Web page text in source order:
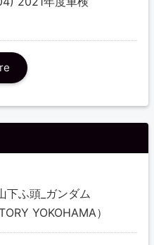
下ふ頭_ガンダム
YOKOHAMA）